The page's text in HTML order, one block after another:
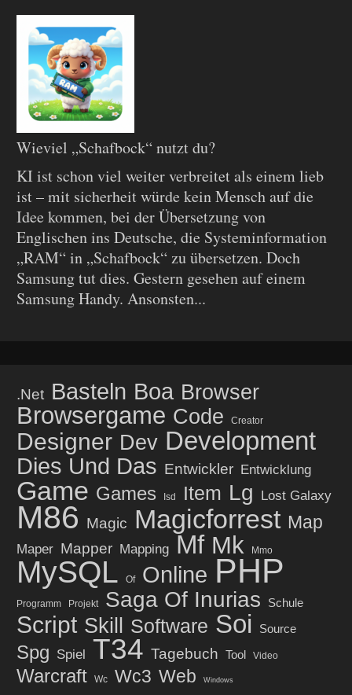
Wieviel „Schafbock“ nutzt du?
KI ist schon viel weiter verbreitet als einem lieb
ist – mit sicherheit würde kein Mensch auf die
Idee kommen, bei der Übersetzung von
Englischen ins Deutsche, die Systeminformation
„RAM“ in „Schafbock“ zu übersetzen. Doch
Samsung tut dies. Gestern gesehen auf einem
Samsung Handy. Ansonsten...
.net Basteln Boa Browser
Browsergame Code Creator
Designer Dev Development
Dies Und Das Entwickler Entwicklung
Game Games Isd Item Lg Lost Galaxy
M86 Magic Magicforrest Map
Maper Mapper Mapping Mf Mk Mmo
MySQL Of Online PHP
Programm Projekt Saga Of Inurias Schule
Script Skill Software Soi Source
Spg Spiel T34 Tagebuch Tool Video
Warcraft Wc Wc3 Web Windows